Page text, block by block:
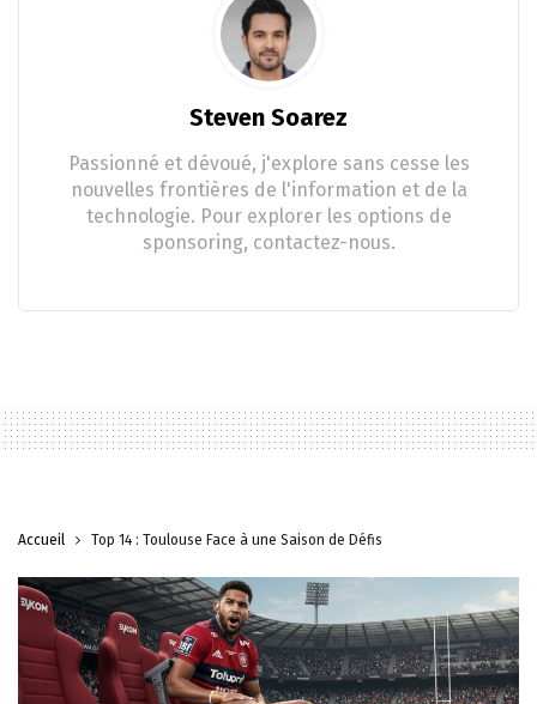
Steven Soarez
Passionné et dévoué, j'explore sans cesse les
nouvelles frontières de l'information et de la
technologie. Pour explorer les options de
sponsoring, contactez-nous.
Accueil Top 14 : Toulouse Face à une Saison de Défis